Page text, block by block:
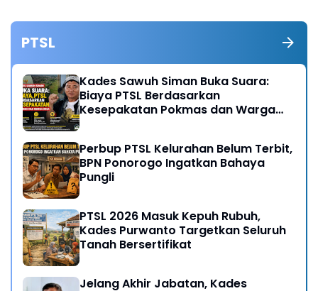
PTSL
Kades Sawuh Siman Buka Suara:
Biaya PTSL Berdasarkan
Kesepakatan Pokmas dan Warga
Perbup PTSL Kelurahan Belum Terbit,
BPN Ponorogo Ingatkan Bahaya
Pungli
PTSL 2026 Masuk Kepuh Rubuh,
Kades Purwanto Targetkan Seluruh
Tanah Bersertifikat
Jelang Akhir Jabatan, Kades